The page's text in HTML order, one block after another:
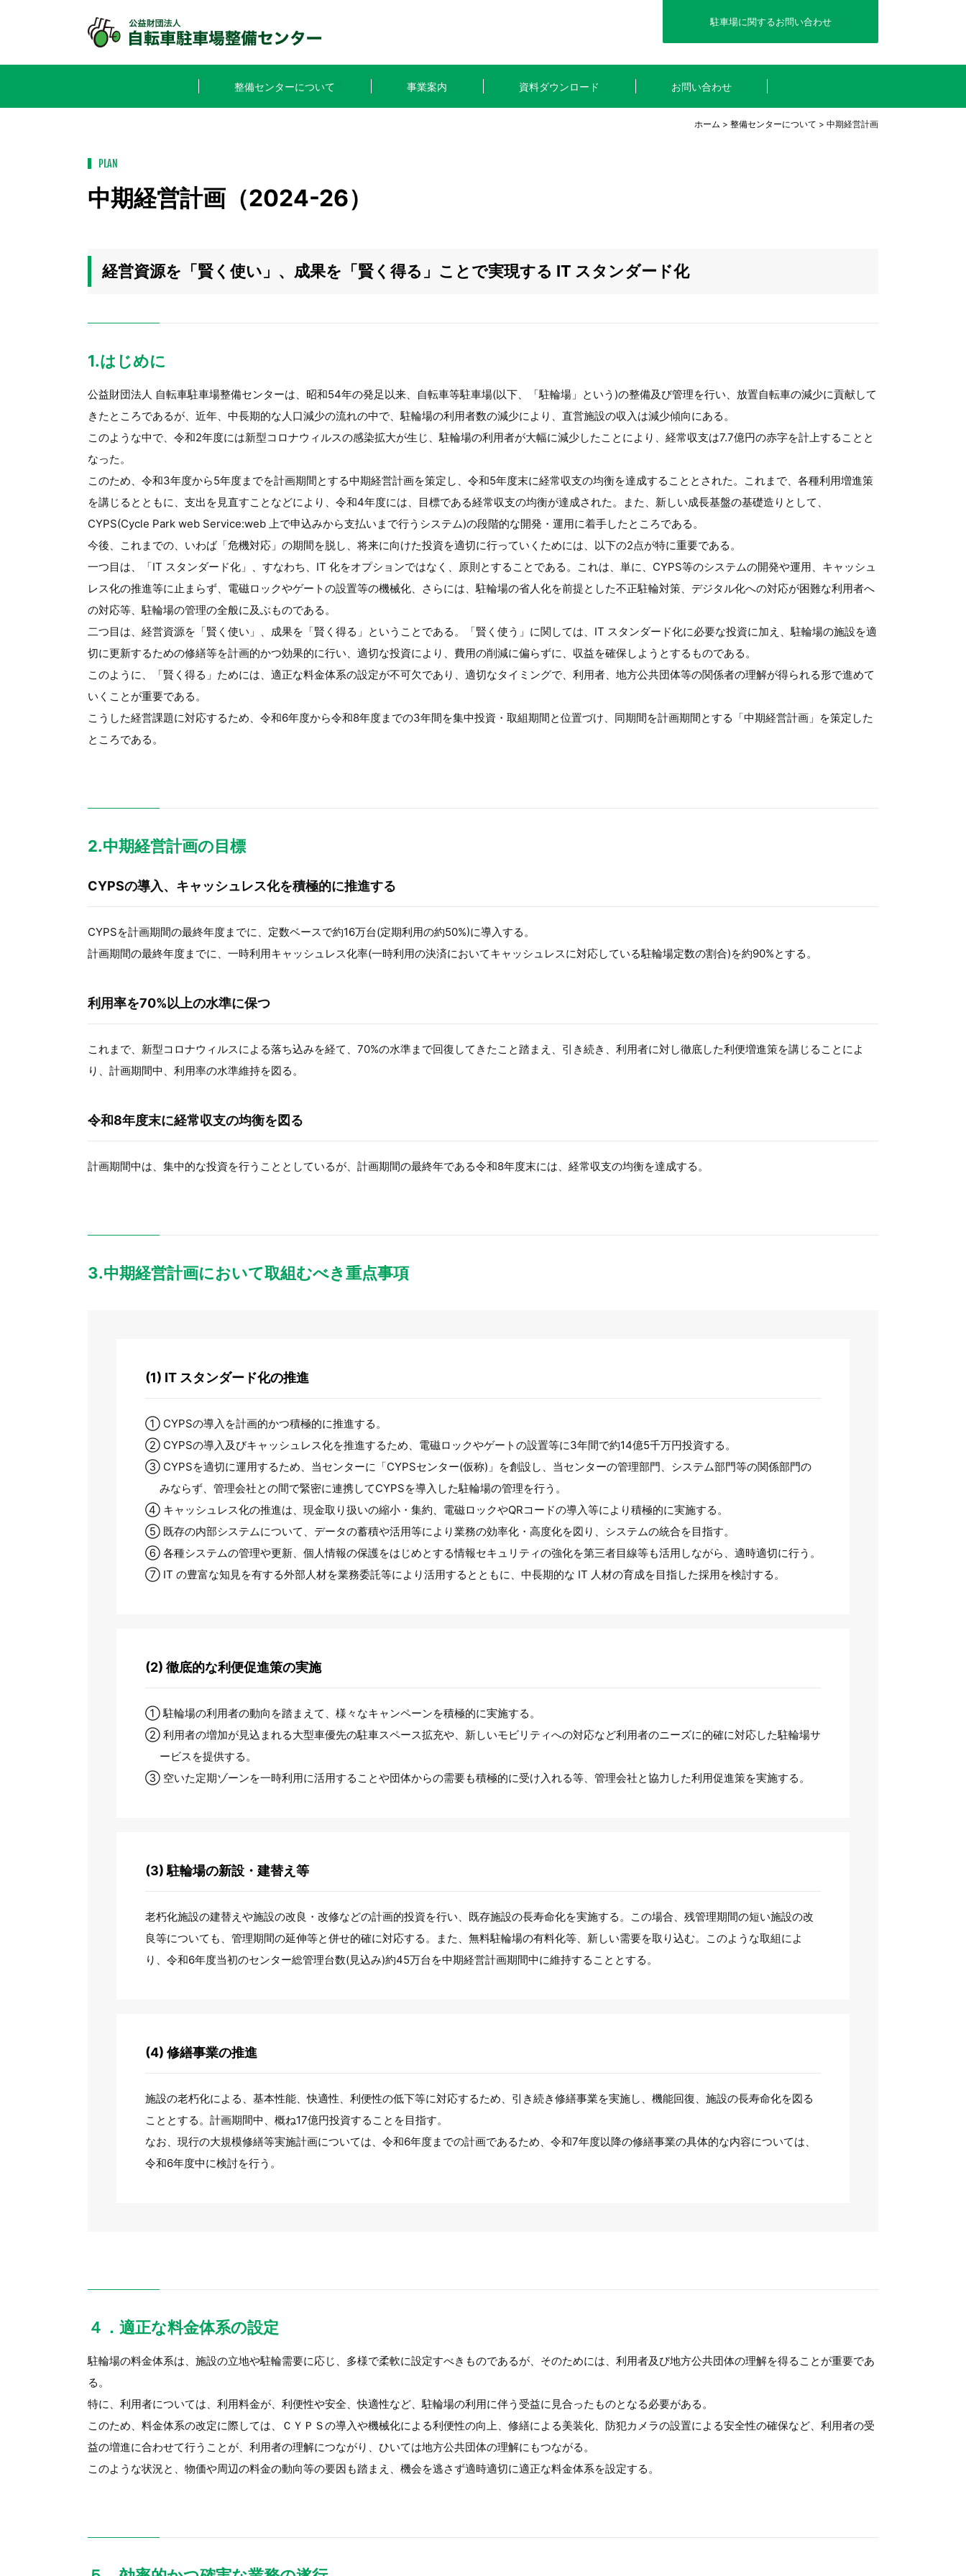
駐車場に関するお問い合わせ
整備センターについて 事業案内 資料ダウンロード お問い合わせ
ホーム > 整備センターについて > 中期経営計画
PLAN
中期経営計画（2024-26）
経営資源を「賢く使い」、成果を「賢く得る」ことで実現する IT スタンダード化
1.はじめに
公益財団法人 自転車駐車場整備センターは、昭和54年の発足以来、自転車等駐車場(以下、「駐輪場」という)の整備及び管理を行い、放置自転車の減少に貢献して
きたところであるが、近年、中長期的な人口減少の流れの中で、駐輪場の利用者数の減少により、直営施設の収入は減少傾向にある。
このような中で、令和2年度には新型コロナウィルスの感染拡大が生じ、駐輪場の利用者が大幅に減少したことにより、経常収支は7.7億円の赤字を計上することと
なった。
このため、令和3年度から5年度までを計画期間とする中期経営計画を策定し、令和5年度末に経常収支の均衡を達成することとされた。これまで、各種利用増進策
を講じるとともに、支出を見直すことなどにより、令和4年度には、目標である経常収支の均衡が達成された。また、新しい成長基盤の基礎造りとして、
CYPS(Cycle Park web Service:web 上で申込みから支払いまで行うシステム)の段階的な開発・運用に着手したところである。
今後、これまでの、いわば「危機対応」の期間を脱し、将来に向けた投資を適切に行っていくためには、以下の2点が特に重要である。
一つ目は、「IT スタンダード化」、すなわち、IT 化をオプションではなく、原則とすることである。これは、単に、CYPS等のシステムの開発や運用、キャッシュ
レス化の推進等に止まらず、電磁ロックやゲートの設置等の機械化、さらには、駐輪場の省人化を前提とした不正駐輪対策、デジタル化への対応が困難な利用者へ
の対応等、駐輪場の管理の全般に及ぶものである。
二つ目は、経営資源を「賢く使い」、成果を「賢く得る」ということである。「賢く使う」に関しては、IT スタンダード化に必要な投資に加え、駐輪場の施設を適
切に更新するための修繕等を計画的かつ効果的に行い、適切な投資により、費用の削減に偏らずに、収益を確保しようとするものである。
このように、「賢く得る」ためには、適正な料金体系の設定が不可欠であり、適切なタイミングで、利用者、地方公共団体等の関係者の理解が得られる形で進めて
いくことが重要である。
こうした経営課題に対応するため、令和6年度から令和8年度までの3年間を集中投資・取組期間と位置づけ、同期間を計画期間とする「中期経営計画」を策定した
ところである。
2.中期経営計画の目標
CYPSの導入、キャッシュレス化を積極的に推進する
CYPSを計画期間の最終年度までに、定数ベースで約16万台(定期利用の約50%)に導入する。
計画期間の最終年度までに、一時利用キャッシュレス化率(一時利用の決済においてキャッシュレスに対応している駐輪場定数の割合)を約90%とする。
利用率を70%以上の水準に保つ
これまで、新型コロナウィルスによる落ち込みを経て、70%の水準まで回復してきたこと踏まえ、引き続き、利用者に対し徹底した利便増進策を講じることによ
り、計画期間中、利用率の水準維持を図る。
令和8年度末に経常収支の均衡を図る
計画期間中は、集中的な投資を行うこととしているが、計画期間の最終年である令和8年度末には、経常収支の均衡を達成する。
3.中期経営計画において取組むべき重点事項
(1) IT スタンダード化の推進
① CYPSの導入を計画的かつ積極的に推進する。
② CYPSの導入及びキャッシュレス化を推進するため、電磁ロックやゲートの設置等に3年間で約14億5千万円投資する。
③ CYPSを適切に運用するため、当センターに「CYPSセンター(仮称)」を創設し、当センターの管理部門、システム部門等の関係部門の
みならず、管理会社との間で緊密に連携してCYPSを導入した駐輪場の管理を行う。
④ キャッシュレス化の推進は、現金取り扱いの縮小・集約、電磁ロックやQRコードの導入等により積極的に実施する。
⑤ 既存の内部システムについて、データの蓄積や活用等により業務の効率化・高度化を図り、システムの統合を目指す。
⑥ 各種システムの管理や更新、個人情報の保護をはじめとする情報セキュリティの強化を第三者目線等も活用しながら、適時適切に行う。
⑦ IT の豊富な知見を有する外部人材を業務委託等により活用するとともに、中長期的な IT 人材の育成を目指した採用を検討する。
(2) 徹底的な利便促進策の実施
① 駐輪場の利用者の動向を踏まえて、様々なキャンペーンを積極的に実施する。
② 利用者の増加が見込まれる大型車優先の駐車スペース拡充や、新しいモビリティへの対応など利用者のニーズに的確に対応した駐輪場サ
ービスを提供する。
③ 空いた定期ゾーンを一時利用に活用することや団体からの需要も積極的に受け入れる等、管理会社と協力した利用促進策を実施する。
(3) 駐輪場の新設・建替え等
老朽化施設の建替えや施設の改良・改修などの計画的投資を行い、既存施設の長寿命化を実施する。この場合、残管理期間の短い施設の改
良等についても、管理期間の延伸等と併せ的確に対応する。また、無料駐輪場の有料化等、新しい需要を取り込む。このような取組によ
り、令和6年度当初のセンター総管理台数(見込み)約45万台を中期経営計画期間中に維持することとする。
(4) 修繕事業の推進
施設の老朽化による、基本性能、快適性、利便性の低下等に対応するため、引き続き修繕事業を実施し、機能回復、施設の長寿命化を図る
こととする。計画期間中、概ね17億円投資することを目指す。
なお、現行の大規模修繕等実施計画については、令和6年度までの計画であるため、令和7年度以降の修繕事業の具体的な内容については、
令和6年度中に検討を行う。
４．適正な料金体系の設定
駐輪場の料金体系は、施設の立地や駐輪需要に応じ、多様で柔軟に設定すべきものであるが、そのためには、利用者及び地方公共団体の理解を得ることが重要であ
る。
特に、利用者については、利用料金が、利便性や安全、快適性など、駐輪場の利用に伴う受益に見合ったものとなる必要がある。
このため、料金体系の改定に際しては、ＣＹＰＳの導入や機械化による利便性の向上、修繕による美装化、防犯カメラの設置による安全性の確保など、利用者の受
益の増進に合わせて行うことが、利用者の理解につながり、ひいては地方公共団体の理解にもつながる。
このような状況と、物価や周辺の料金の動向等の要因も踏まえ、機会を逃さず適時適切に適正な料金体系を設定する。